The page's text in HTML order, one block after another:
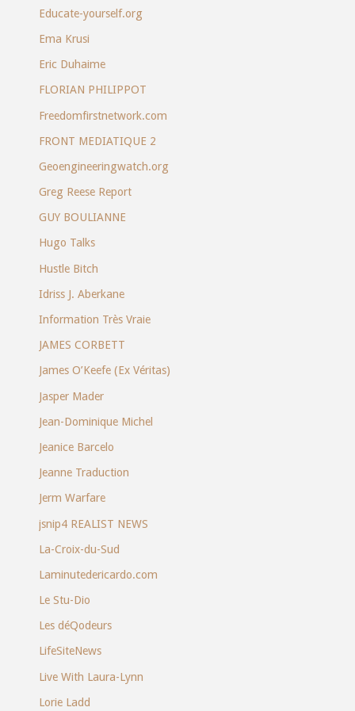
Educate-yourself.org
Ema Krusi
Eric Duhaime
FLORIAN PHILIPPOT
Freedomfirstnetwork.com
FRONT MEDIATIQUE 2
Geoengineeringwatch.org
Greg Reese Report
GUY BOULIANNE
Hugo Talks
Hustle Bitch
Idriss J. Aberkane
Information Très Vraie
JAMES CORBETT
James O’Keefe (Ex Véritas)
Jasper Mader
Jean-Dominique Michel
Jeanice Barcelo
Jeanne Traduction
Jerm Warfare
jsnip4 REALIST NEWS
La-Croix-du-Sud
Laminutedericardo.com
Le Stu-Dio
Les déQodeurs
LifeSiteNews
Live With Laura-Lynn
Lorie Ladd